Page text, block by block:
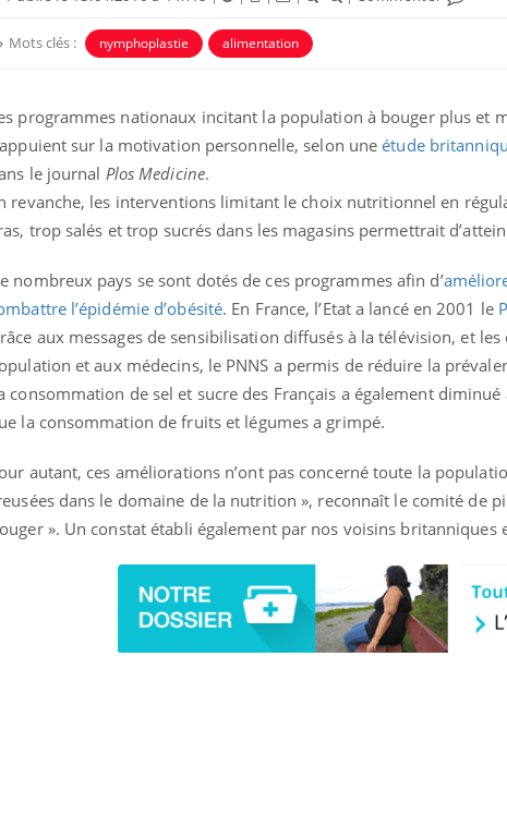
Mots clés : nymphoplastie alimentation
programmes nationaux incitant la population à bouger plus et
sur la motivation personnelle, selon uneétude
le journal Plos Medicine.
revanche, les interventions limitant le choix nutritionnel en
trop salés et trop sucrés dans les magasins permettrait
nombreux pays se sont dotés de ces programmes afin d’
l’épidémie d’obésité. En France, l’Etat a lancé en 2001 le
aux messages de sensibilisation diffusés à la télévision, et
et aux médecins, le PNNS a permis de réduire la
consommation de sel et sucre des Français a également
la consommation de fruits et légumes a grimpé.
autant, ces améliorations n’ont pas concerné toute la
dans le domaine de la nutrition », reconnaît le comité de
». Un constat établi également par nos voisins britanniques